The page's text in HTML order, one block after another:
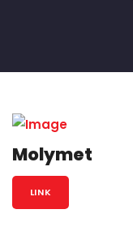
Molymet
LINK